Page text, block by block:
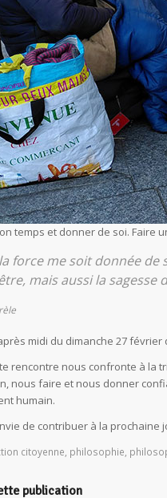
temps et donner de soi. Faire
force me soit donnée
mais aussi la sagesse
après midi du dimanche 27
rencontre nous confronte à la
nous faire et nous donner
humain.
de contribuer à la prochaine
citoyenne philosophie
publication
les mystères